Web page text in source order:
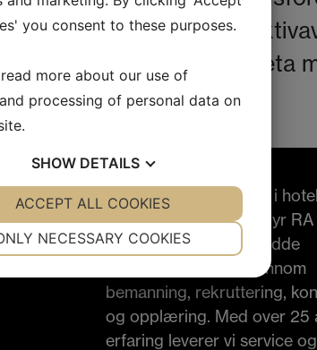
stadgar, regler &
stabilt bolag att samarbeta
Som en ledende aktør i
restaurantbransjen tilbyr RA
Hospitality skreddersydde
personalløsninger gjennom
bemanning, rekruttering,
og opplæring. Med over 25
erfaring leverer vi service og
you consent to these purposes.
more about our use of
processing of personal data on
SHOW DETAILS
YES NO YES NO
STATISTICS
NECESSARY COOKIES
ACCEPT ALL COOKIES